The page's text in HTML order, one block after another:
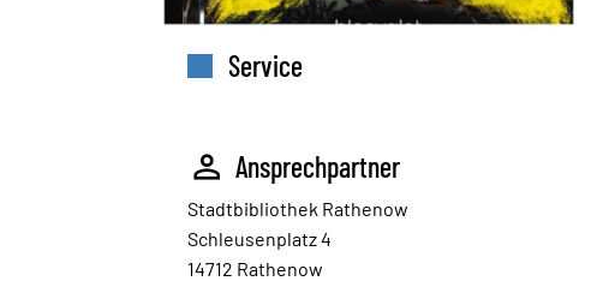
Service
Ansprechpartner
Stadtbibliothek Rathenow
Schleusenplatz 4
14712 Rathenow